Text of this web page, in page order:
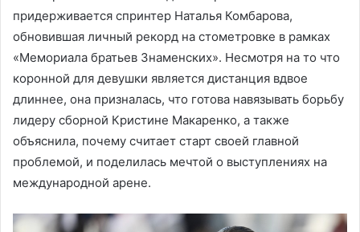
придерживается спринтер Наталья Комбарова,
обновившая личный рекорд на стометровке в рамках
«Мемориала братьев Знаменских». Несмотря на то что
коронной для девушки является дистанция вдвое
длиннее, она призналась, что готова навязывать борьбу
лидеру сборной Кристине Макаренко, а также
объяснила, почему считает старт своей главной
проблемой, и поделилась мечтой о выступлениях на
международной арене.